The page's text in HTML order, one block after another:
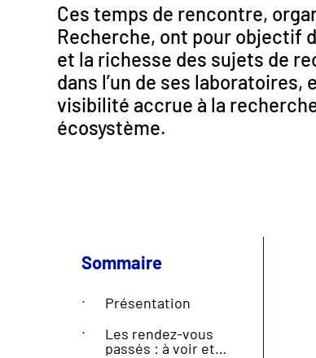
Ces temps de rencontre,
Recherche, ont pour objectif
et la richesse des sujets de
dans l’un de ses laboratoires,
visibilité accrue à la
écosystème.
Sommaire
Présentation
Les rendez-vous
passés : à voir et